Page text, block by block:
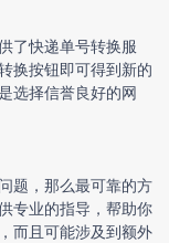
了快递单号转换服
换按钮即可得到新的
选择信誉良好的网
题，那么最可靠的方
专业的指导，帮助你
而且可能涉及到额外